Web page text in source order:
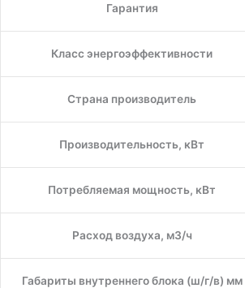
Гарантия
Класс энергоэффективности
Страна производитель
Производительность, кВт
Потребляемая мощность, кВт
Расход воздуха, м3/ч
Габариты внутреннего блока (ш/г/в) мм